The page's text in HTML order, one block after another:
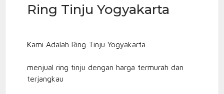
Ring Tinju Yogyakarta
Kami Adalah Ring Tinju Yogyakarta
menjual ring tinju dengan harga termurah dan
terjangkau